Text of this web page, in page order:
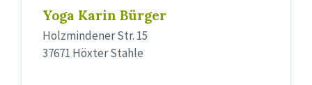
Yoga Karin Bürger
Holzmindener Str. 15
37671 Höxter Stahle